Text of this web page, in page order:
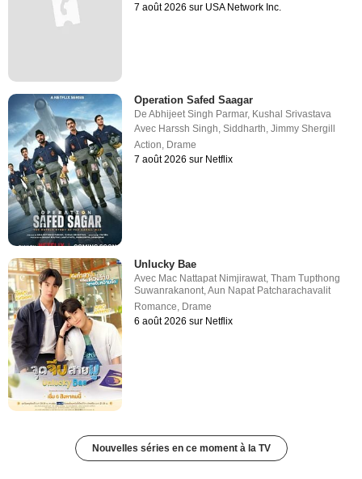
7 août 2026 sur USA Network Inc.
Operation Safed Saagar
DeAbhijeet Singh Parmar, Kushal Srivastava
Avec Harssh Singh,Siddharth,Jimmy Shergill
Action, Drame
7 août 2026 sur Netflix
Unlucky Bae
Avec Mac Nattapat Nimjirawat,Tham Tupthong
Suwanrakanont,Aun Napat Patcharachavalit
Romance, Drame
6 août 2026 sur Netflix
Nouvelles séries en ce moment à la TV